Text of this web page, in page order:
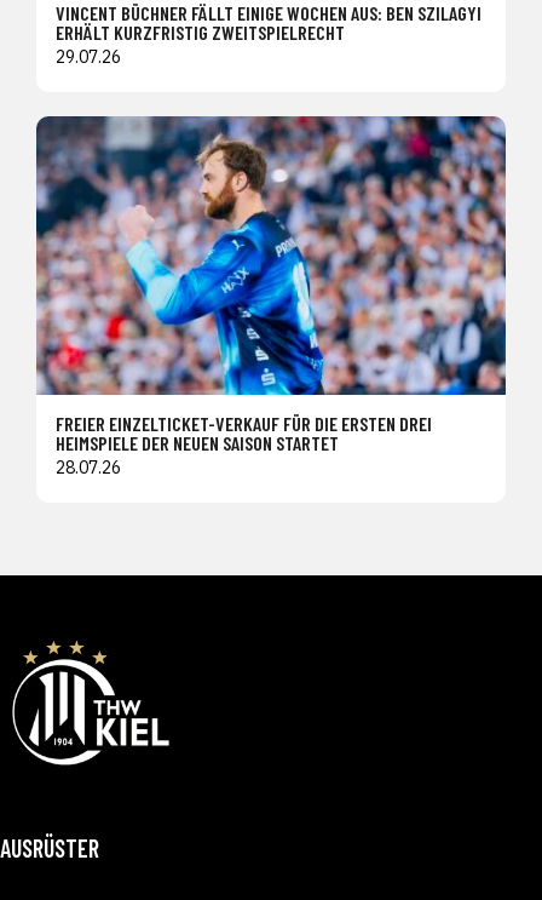
VINCENT BÜCHNER FÄLLT EINIGE WOCHEN AUS: BEN SZILAGYI
ERHÄLT KURZFRISTIG ZWEITSPIELRECHT
29.07.26
FREIER EINZELTICKET-VERKAUF FÜR DIE ERSTEN DREI
HEIMSPIELE DER NEUEN SAISON STARTET
28.07.26
AUSRÜSTER